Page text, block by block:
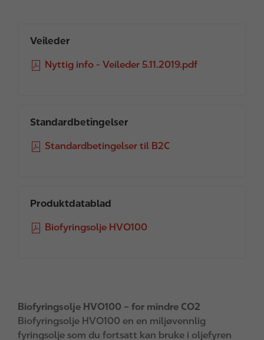
Veileder
F
Nyttig info - Veileder 5.11.2019.pdf
Standardbetingelser
F
Standardbetingelser til B2C
Produktdatablad
F
Biofyringsolje HVO100
Biofyringsolje HVO100 – for mindre CO2
Biofyringsolje HVO100 en en miljøvennlig
fyringsolje som du fortsatt kan bruke i oljefyren